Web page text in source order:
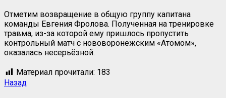
Отметим возвращение в общую группу капитана
команды Евгения Фролова. Полученная на тренировке
травма, из-за которой ему пришлось пропустить
контрольный матч с нововоронежским «Атомом»,
оказалась несерьёзной.
Материал прочитали: 183
Назад